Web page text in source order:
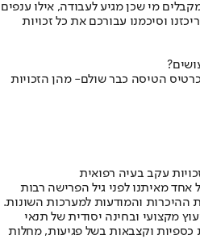
מי שכן מגיע לעבודה, אילו ענפים
וסיכמנו עבורכם את כל זכויות
הטיסה כבר שולם- מהן הזכויות
עקב בעיה רפואית
אחד מאיתנו לפני גיל הפרישה רבות
ההיכרות והמודעות למערכות השונות.
מקצועי ובחינה יסודית של תנאי
וקצבאות בשל פגיעות, מחלות